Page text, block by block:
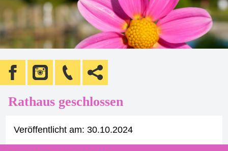
Rathaus geschlossen
Veröffentlicht am: 30.10.2024